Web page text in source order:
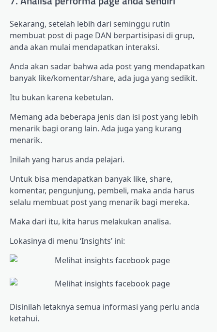
Sekarang, setelah lebih dari seminggu rutin
membuat post di page DAN berpartisipasi di grup,
anda akan mulai mendapatkan interaksi.
Anda akan sadar bahwa ada post yang mendapatkan
banyak like/komentar/share, ada juga yang sedikit.
Itu bukan karena kebetulan.
Memang ada beberapa jenis dan isi post yang lebih
menarik bagi orang lain. Ada juga yang kurang
menarik.
Inilah yang harus anda pelajari.
Untuk bisa mendapatkan banyak like, share,
komentar, pengunjung, pembeli, maka anda harus
selalu membuat post yang menarik bagi mereka.
Maka dari itu, kita harus melakukan analisa.
Lokasinya di menu ‘Insights’ ini:
Disinilah letaknya semua informasi yang perlu anda
ketahui.